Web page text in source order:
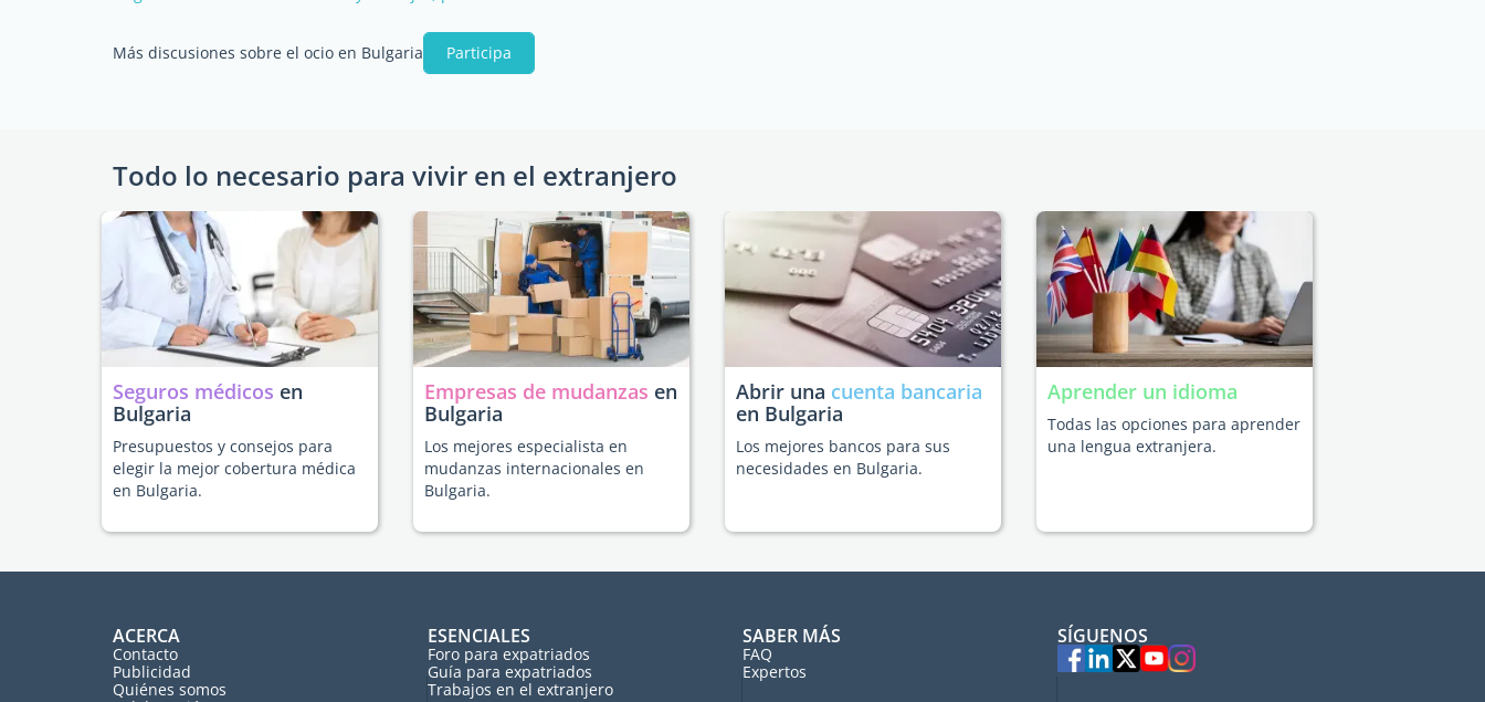
Más discusiones sobre el ocio en Bulgaria Participa
Todo lo necesario para vivir en el extranjero
Seguros médicos en
Bulgaria
Presupuestos y consejos para
elegir la mejor cobertura médica
en Bulgaria.
Empresas de mudanzas en
Bulgaria
Los mejores especialista en
mudanzas internacionales en
Bulgaria.
Abrir una cuenta bancaria
en Bulgaria
Los mejores bancos para sus
necesidades en Bulgaria.
Aprender un idioma
Todas las opciones para aprender
una lengua extranjera.
ACERCA
Contacto
Publicidad
Quiénes somos
ESENCIALES
Foro para expatriados
Guía para expatriados
Trabajos en el extranjero
SABER MÁS
FAQ
Expertos
SÍGUENOS